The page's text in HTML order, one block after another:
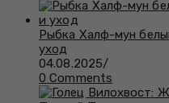
Рыбка Халф-мун
уход
04.08.2025/
0 Comments